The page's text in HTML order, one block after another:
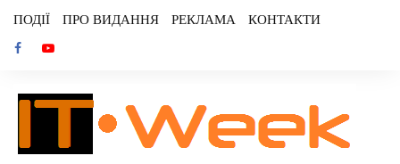
content
ПОДІЇ ПРО ВИДАННЯ РЕКЛАМА КОНТАКТИ